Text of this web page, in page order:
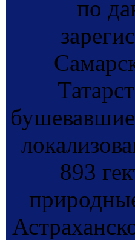
по
893